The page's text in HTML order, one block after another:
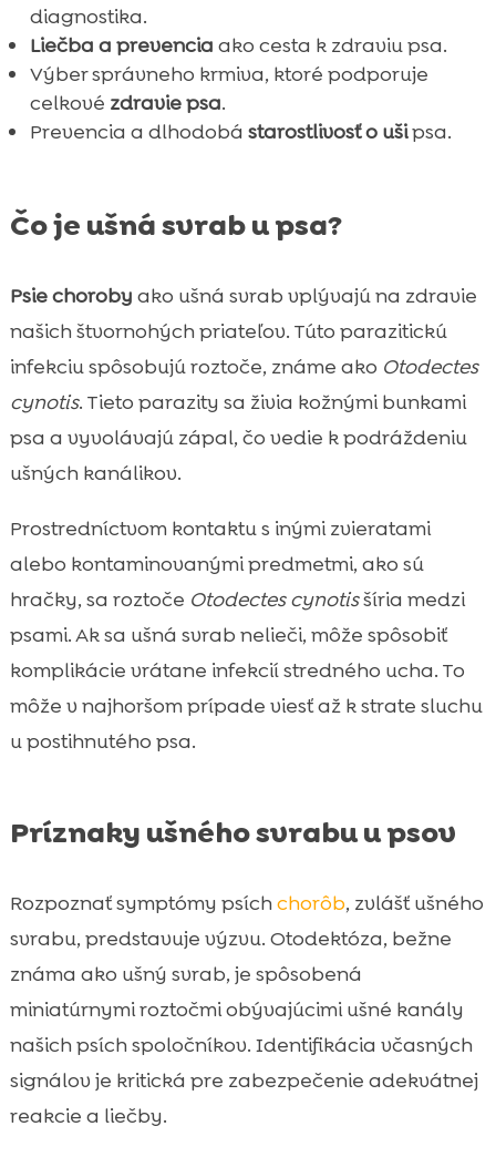

Integrácia zdravých návykov pre vášho
psa
 Záver
 FAQ
diagnostika.
Liečba a prevencia ako cesta k zdraviu psa.
Výber správneho krmiva, ktoré podporuje
celkové zdravie psa.
Prevencia a dlhodobá starostlivosť o ušipsa.
Čo je ušná svrab u psa?
Psie choroby ako ušná svrab vplývajú na zdravie
našich štvornohých priateľov. Túto parazitickú
infekciu spôsobujú roztoče, známe ako Otodectes
cynotis. Tieto parazity sa živia kožnými bunkami
psa a vyvolávajú zápal, čo vedie k podráždeniu
ušných kanálikov.
Prostredníctvom kontaktu s inými zvieratami
alebo kontaminovanými predmetmi, ako sú
hračky, sa roztoče Otodectes cynotisšíria medzi
psami. Ak sa ušná svrab nelieči, môže spôsobiť
komplikácie vrátane infekcií stredného ucha. To
môže v najhoršom prípade viesť až k strate sluchu
u postihnutého psa.
Príznaky ušného svrabu u psov
Rozpoznať symptómy psíchchorôb, zvlášť ušného
svrabu, predstavuje výzvu. Otodektóza, bežne
známa ako ušný svrab, je spôsobená
miniatúrnymi roztočmi obývajúcimi ušné kanály
našich psích spoločníkov. Identifikácia včasných
signálov je kritická pre zabezpečenie adekvátnej
reakcie a liečby.